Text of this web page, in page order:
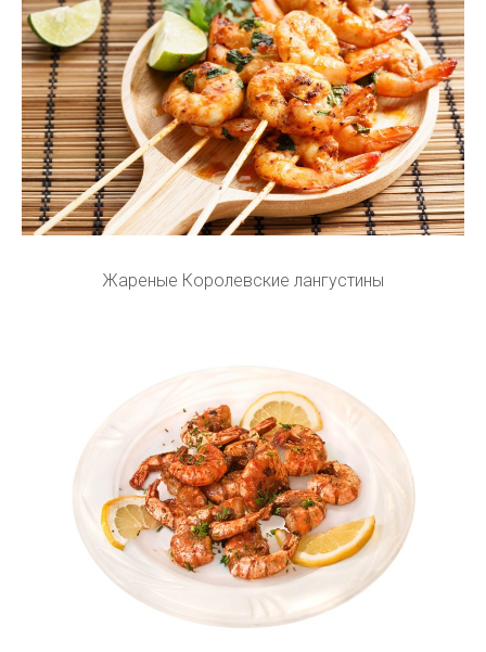
Жареные Королевские лангустины